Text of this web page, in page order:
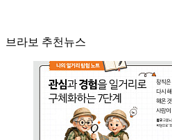
브라보 추천뉴스